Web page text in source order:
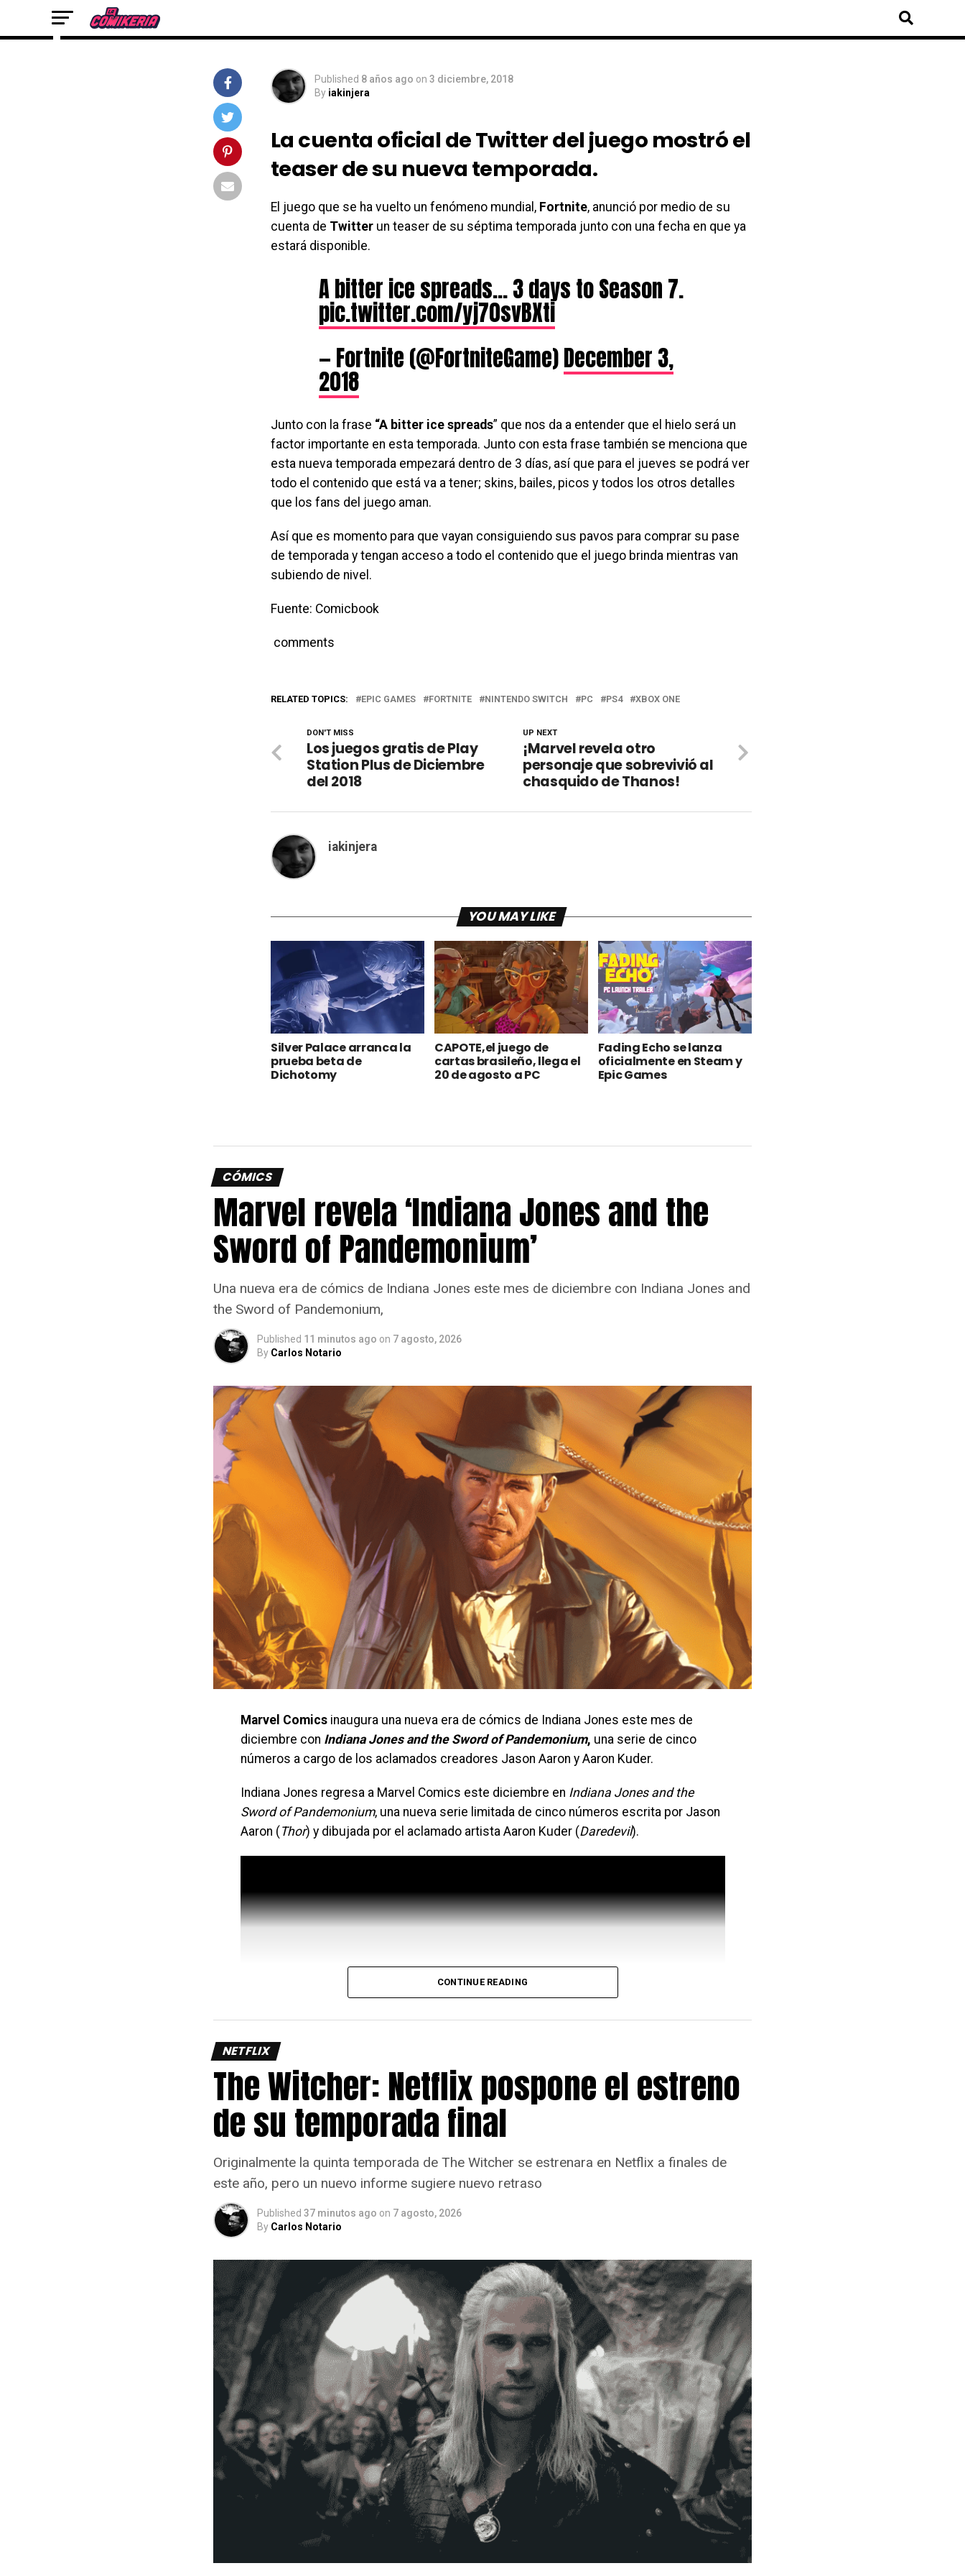
primer teaser
Published 8 años ago on 3 diciembre, 2018
By iakinjera
La cuenta oficial de Twitter del juego mostró el
teaser de su nueva temporada.
El juego que se ha vuelto un fenómeno mundial, Fortnite, anunció por medio de su
cuenta de Twitter un teaser de su séptima temporada junto con una fecha en que ya
estará disponible.
A bitter ice spreads… 3 days to Season 7.
pic.twitter.com/yj70svBXti
— Fortnite (@FortniteGame)December 3,
2018
Junto con la frase “A bitter ice spreads” que nos da a entender que el hielo será un
factor importante en esta temporada. Junto con esta frase también se menciona que
esta nueva temporada empezará dentro de 3 días, así que para el jueves se podrá ver
todo el contenido que está va a tener; skins, bailes, picos y todos los otros detalles
que los fans del juego aman.
Así que es momento para que vayan consiguiendo sus pavos para comprar su pase
de temporada y tengan acceso a todo el contenido que el juego brinda mientras van
subiendo de nivel.
Fuente: Comicbook
comments
RELATED TOPICS: EPIC GAMES FORTNITE NINTENDO SWITCH PC PS4 XBOX ONE
UP NEXT
¡Marvel revela otro
personaje que sobrevivió al
chasquido de Thanos!
DON'T MISS
Los juegos gratis de Play
Station Plus de Diciembre
del 2018
iakinjera
YOU MAY LIKE
Silver Palace arranca la
prueba beta de
Dichotomy
CAPOTE,el juego de
cartas brasileño, llega el
20 de agosto a PC
Fading Echo se lanza
oficialmente en Steam y
Epic Games
CÓMICS
Marvel revela ‘Indiana Jones and the
Sword of Pandemonium’
Una nueva era de cómics de Indiana Jones este mes de diciembre con Indiana Jones and
the Sword of Pandemonium,
Published 11 minutos ago on 7 agosto, 2026
By Carlos Notario
Marvel Comicsinaugura una nueva era de cómics de Indiana Jones este mes de
diciembre con Indiana Jones and the Sword of Pandemonium, una serie de cinco
números a cargo de los aclamados creadores Jason Aaron y Aaron Kuder.
Indiana Jones regresa a Marvel Comics este diciembre en Indiana Jones and the
Sword of Pandemonium, una nueva serie limitada de cinco números escrita por Jason
Aaron (Thor) y dibujada por el aclamado artista Aaron Kuder (Daredevil).
CONTINUE READING
NETFLIX
The Witcher: Netflix pospone el estreno
de su temporada final
Originalmente la quinta temporada de The Witcher se estrenara en Netflix a finales de
este año, pero un nuevo informe sugiere nuevo retraso
Published 37 minutos ago on 7 agosto, 2026
By Carlos Notario